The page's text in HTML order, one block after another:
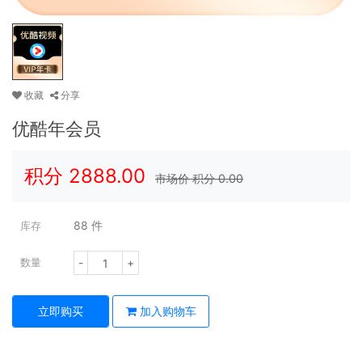
收藏 分享
优酷年会员
积分 2888.00 市场价 积分0.00
库存 88 件
数量 - +
立即购买 加入购物车